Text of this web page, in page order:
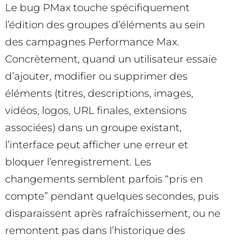
Le bug PMax touche spécifiquement
l’édition des groupes d’éléments au sein
des campagnes Performance Max.
Concrètement, quand un utilisateur essaie
d’ajouter, modifier ou supprimer des
éléments (titres, descriptions, images,
vidéos, logos, URL finales, extensions
associées) dans un groupe existant,
l’interface peut afficher une erreur et
bloquer l’enregistrement. Les
changements semblent parfois “pris en
compte” pendant quelques secondes, puis
disparaissent après rafraîchissement, ou ne
remontent pas dans l’historique des